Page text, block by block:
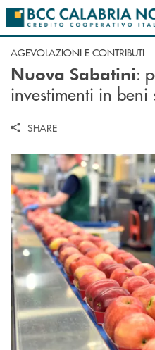
Salta al contenuto principale
AGEVOLAZIONI E CONTRIBUTI
Nuova Sabatini:
investimenti in beni
SHARE